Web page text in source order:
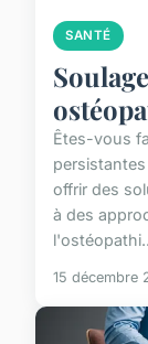
SANTÉ
Êtes-vous
offrir des
à des
15 décembre